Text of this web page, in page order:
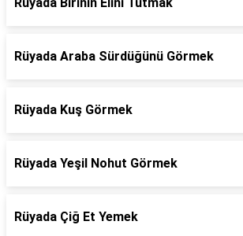
Rüyada Araba Sürdüğünü Görmek
Rüyada Kuş Görmek
Rüyada Yeşil Nohut Görmek
Rüyada Çiğ Et Yemek